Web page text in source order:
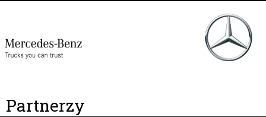
Partnerzy